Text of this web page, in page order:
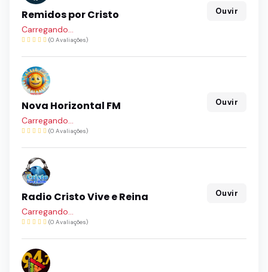
Remidos por Cristo
Carregando...
(0 Avaliações)
Ouvir
Nova Horizontal FM
Carregando...
(0 Avaliações)
Ouvir
Radio Cristo Vive e Reina
Carregando...
(0 Avaliações)
Ouvir